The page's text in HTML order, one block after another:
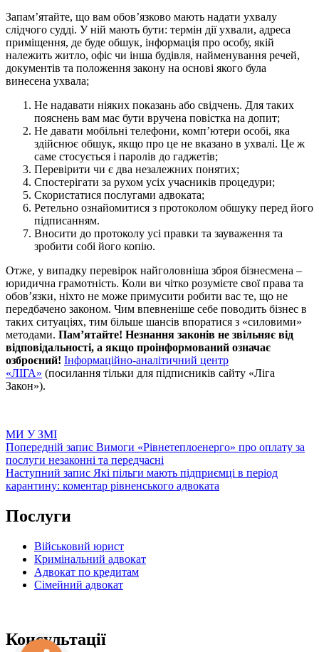
Запам’ятайте, що вам обов’язково мають надати ухвалу
слідчого судді. У ній мають бути: термін дії ухвали, адреса
приміщення, де буде обшук, інформація про особу, якій
належить житло, офіс чи інша будівля, найменування речей,
документів та положення закону на основі якого була
винесена ухвала;
Не надавати ніяких показань або свідчень. Для таких
пояснень вам має бути вручена повістка на допит;
Не давати мобільні телефони, комп’ютери особі, яка
здійснює обшук, якщо про це не вказано в ухвалі. Це ж
саме стосується і паролів до гаджетів;
Перевірити чи є два незалежних понятих;
Спостерігати за рухом усіх учасників процедури;
Скористатися послугами адвоката;
Ретельно ознайомитися з протоколом обшуку перед його
підписанням.
Вносити до протоколу усі правки та зауваження та
зробити собі його копію.
Отже, у випадку перевірок найголовніша зброя бізнесмена –
юридична грамотність. Коли ви чітко розумієте свої права та
обов’язки, ніхто не може примусити робити вас те, що не
передбачено законом. Чим впевненіше себе поводить бізнес в
таких ситуаціях, тим більше шансів впоратися з «силовими»
методами. Пам’ятайте! Незнання законів не звільняє від
відповідальності, а якщо проінформований означає
озброєний! Інформаційно-аналітичний центр
«ЛІГА» (посилання тільки для підписників сайту «Ліга
Закон»).
Категорії
МИ У ЗМІ
Навігація
записів
Попередній
запис
Попередній запис Вимоги «Рівнетеплоенерго» про оплату за
послуги незаконні та передчасні
Наступний
запис
Наступний запис Які пільги мають підприємці в період
карантину: коментар рівненського адвоката
Послуги
Військовий юрист
Кримінальний адвокат
Адвокат по кредитам
Сімейний адвокат
Консультації